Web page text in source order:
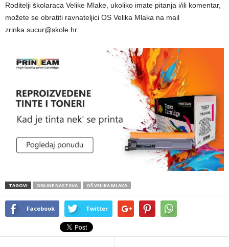
Roditelji školaraca Velike Mlake, ukoliko imate pitanja i/ili komentar,
možete se obratiti ravnateljici OS Velika Mlaka na mail
zrinka.sucur@skole.hr.
TAGOVI ONLINE NASTAVA OŠ VELIKA MLAKA
Facebook Twitter